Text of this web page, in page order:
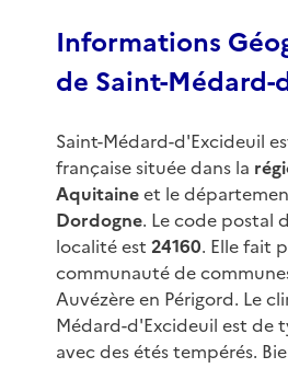
Informations
de Saint-Médard-
Saint-Médard-d'Excideuil
française située dans la
Aquitaineet le
Dordogne. Le code postal
localité est 24160. Elle fait
communauté de
Auvézère en Périgord. Le
Médard-d'Excideuil est de
avec des étés tempérés.